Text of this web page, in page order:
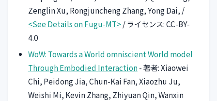
Zenglin Xu, Rongjuncheng Zhang, Yong Dai, /
<See Details on Fugu-MT>/ ライセンス: CC-BY-
4.0
WoW: Towards a World omniscient World model
Through Embodied Interaction- 著者: Xiaowei
Chi, Peidong Jia, Chun-Kai Fan, Xiaozhu Ju,
Weishi Mi, Kevin Zhang, Zhiyuan Qin, Wanxin